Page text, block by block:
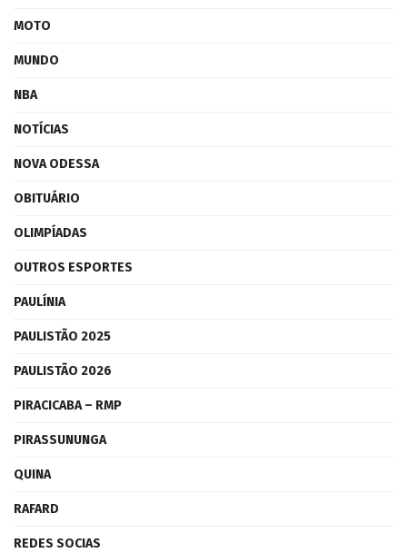
MOTO
MUNDO
NBA
NOTÍCIAS
NOVA ODESSA
OBITUÁRIO
OLIMPÍADAS
OUTROS ESPORTES
PAULÍNIA
PAULISTÃO 2025
PAULISTÃO 2026
PIRACICABA – RMP
PIRASSUNUNGA
QUINA
RAFARD
REDES SOCIAS